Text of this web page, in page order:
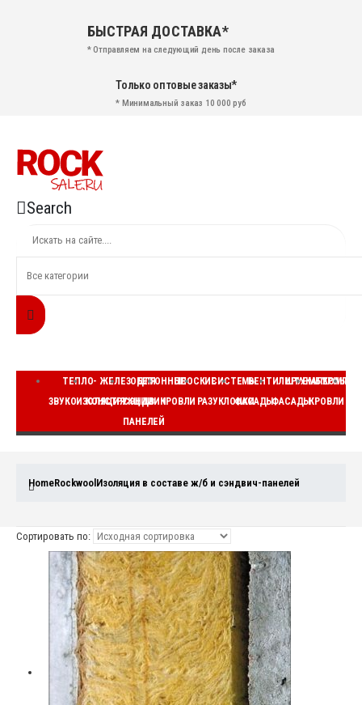
БЫСТРАЯ ДОСТАВКА*
* Отправляем на следующий день после заказа
Только оптовые заказы*
* Минимальный заказ 10 000 руб
Search
ТЕПЛО-
ЗВУКОИЗОЛЯЦИЯ
ЖЕЛЕЗОБЕТОННЫЕ
КОНСТРУКЦИИ
ДЛЯ
СЭНДВИЧ
ПАНЕЛЕЙ
ПЛОСКИЕ
КРОВЛИ
СИСТЕМЫ
РАЗУКЛОНКИ
ВЕНТИЛИРУЕМЫЕ
ФАСАДЫ
ШТУКАТУРНЫЕ
ФАСАДЫКРОВЛИ
HomeRockwool Изоляция в составе ж/б и сэндвич-панелей
Сортировать по: